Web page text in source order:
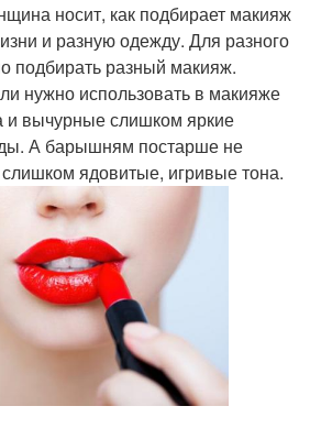
носит, как подбирает макияж
и разную одежду. Для разного
подбирать разный макияж.
нужно использовать в макияже
и вычурные слишком яркие
А барышням постарше не
ядовитые, игривые тона.